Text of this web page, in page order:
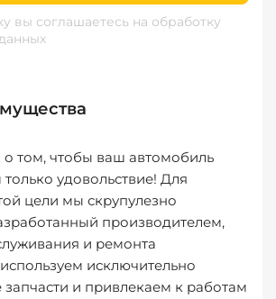
вы соглашаетесь на обработку
том, чтобы ваш автомобиль
удовольствие! Для
цели мы скрупулезно
производителем,
и ремонта
исключительно
и привлекаем к работам